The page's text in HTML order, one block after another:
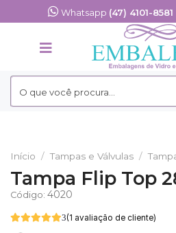
to
content
Whatsapp (47) 4101-8581
Início / Tampas e Válvulas /
Tampa Flip Top
Código: 4020
(1 avaliação de cliente)